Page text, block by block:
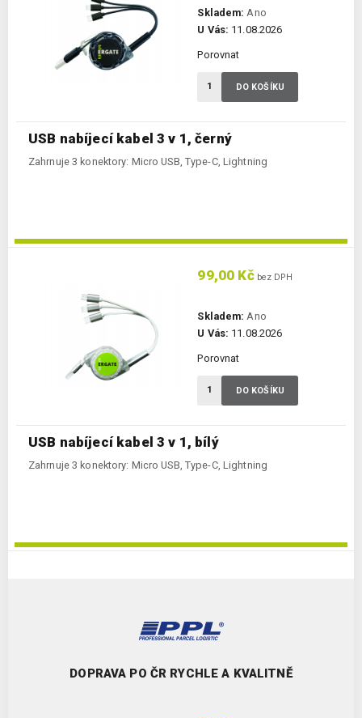
USB nabíjecí kabel 3 v 1, černý
Zahrnuje 3 konektory: Micro USB, Type-C, Lightning
Skladem: Ano
U Vás: 11.08.2026
Porovnat
DO KOŠÍKU
USB nabíjecí kabel 3 v 1, bílý
Zahrnuje 3 konektory: Micro USB, Type-C, Lightning
99,00 Kčbez DPH
Skladem: Ano
U Vás: 11.08.2026
Porovnat
DO KOŠÍKU
DOPRAVA PO ČR RYCHLE A KVALITNĚ